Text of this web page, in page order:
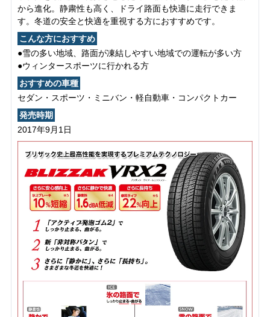
から進化。静粛性も高く、ドライ路面も快適に走行できま
す。冬道の安全と快適を重視する方におすすめです。
こんな方におすすめ
●雪の多い地域、路面が凍結しやすい地域での運転が多い方
●ウィンタースポーツに行かれる方
おすすめの車種
セダン・スポーツ・ミニバン・軽自動車・コンパクトカー
発売時期
2017年9月1日